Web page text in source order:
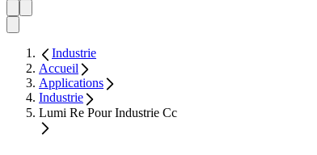
Industrie
Accueil
Applications
Industrie
Lumi Re Pour Industrie Cc